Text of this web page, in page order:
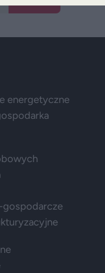
energetyczne
gospodarcze